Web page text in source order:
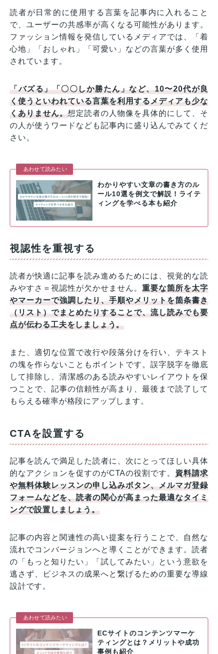
読者が日常的に使用する言葉を記事内に入れること
で、ユーザーの共感率が高くなる可能性があります。
ファッション情報を発信しているメディアでは、「着
心地」「おしゃれ」「可愛い」などの言葉が多く使用
されています。
「バズる」「〇〇しか勝たん」など、10〜20代が良
く使うといわれている言葉を利用するメディアも少な
くありません。想定読者の人物像を具体的にして、そ
の人が使うワードなども記事内に盛り込んでみてくだ
さい。
あわせて読みたい
わかりやすい文章の書き方のル
ール10選を例文で解説！ライテ
ィングを学べる本も紹介
視認性を重視する
読者が快適に記事を読み進めるためには、視覚的な読
みやすさ＝視認性が欠かせません。重要な箇所を太字
やマーカーで強調したり、手順やメリットを箇条書き
（リスト）でまとめたりすることで、流し読みでも要
点が伝わる工夫をしましょう。
また、適切な位置で改行や段落分けを行い、テキスト
の塊を作らないこともポイントです。誤字脱字を徹底
して排除し、清潔感のある読みやすいレイアウトを保
つことで、記事の信頼性が高まり、最後まで読了して
もらえる確率が格段にアップします。
CTAを設置する
記事を読んで満足した読者に、次にとってほしい具体
的なアクションを促すのがCTAの役割です。資料請求
や無料体験レッスンの申し込みボタン、メルマガ登録
フォームなどを、読者の関心が高まった最適なタイミ
ングで設置しましょう。
記事の内容と関連性の高い提案を行うことで、自然な
流れでコンバージョンへと導くことができます。読者
の「もっと知りたい」「試してみたい」という意欲を
逃さず、ビジネスの成果へと繋げるための重要な導線
設計です。
あわせて読みたい
ECサイトのコンテンツマーケ
ティングとは？メリットや成功
事例も紹介